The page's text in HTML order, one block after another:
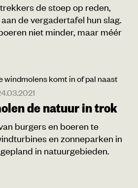
de stoep op reden,
de vergadertafel hun slag.
niet minder, maar méér
windmolens komt in of pal naast
de natuur in trok
burgers en boeren te
en zonneparken in
in natuurgebieden.